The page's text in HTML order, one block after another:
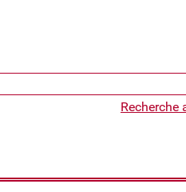
Recherche